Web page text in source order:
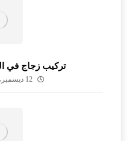
تركيب زجاج في العين
12 ديسمبر، 2024